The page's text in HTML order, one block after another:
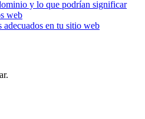
y lo que podrían significar
web
en tu sitio web